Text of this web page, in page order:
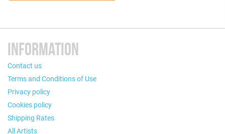
INFORMATION
Contact us
Terms and Conditions of Use
Privacy policy
Cookies policy
Shipping Rates
All Artists